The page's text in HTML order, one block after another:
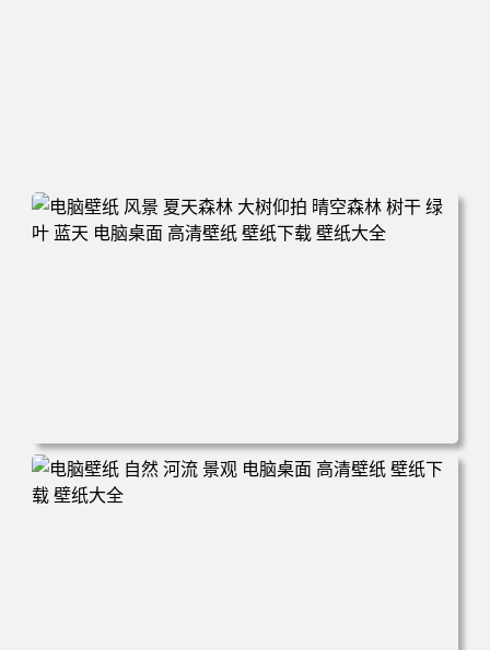
电脑壁纸 风景 夏天森林 大树仰拍 晴空森林 树干 绿叶 蓝天
电脑桌面 高清壁纸 壁纸下载 壁纸大全